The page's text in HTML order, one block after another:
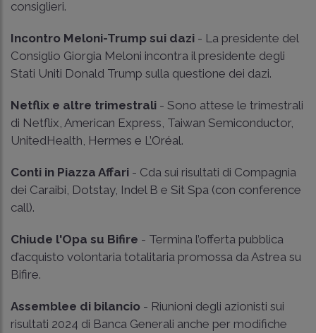
consiglieri.
Incontro Meloni-Trump sui dazi - La presidente del
Consiglio Giorgia Meloni incontra il presidente degli
Stati Uniti Donald Trump sulla questione dei dazi.
Netflix e altre trimestrali - Sono attese le trimestrali
di Netflix, American Express, Taiwan Semiconductor,
UnitedHealth, Hermes e L’Oréal.
Conti in Piazza Affari - Cda sui risultati di Compagnia
dei Caraibi, Dotstay, Indel B e Sit Spa (con conference
call).
Chiude l'Opa su Bifire - Termina l’offerta pubblica
d’acquisto volontaria totalitaria promossa da Astrea su
Bifire.
Assemblee di bilancio - Riunioni degli azionisti sui
risultati 2024 di Banca Generali anche per modifiche